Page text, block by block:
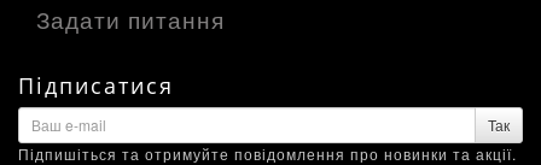
Задати питання
Підписатися
Так
Підпишіться та отримуйте повідомлення про новинки та акції.